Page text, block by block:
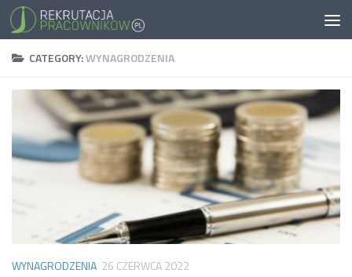
CATEGORY:WYNAGRODZENIA
WYNAGRODZENIA 26 CZERWCA 2022